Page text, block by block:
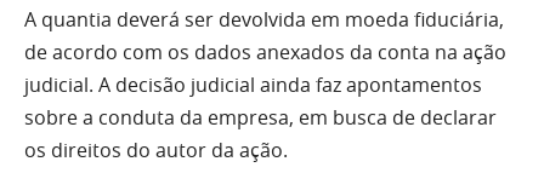
A quantia deverá ser devolvida em moeda fiduciária,
de acordo com os dados anexados da conta na ação
judicial. A decisão judicial ainda faz apontamentos
sobre a conduta da empresa, em busca de declarar
os direitos do autor da ação.